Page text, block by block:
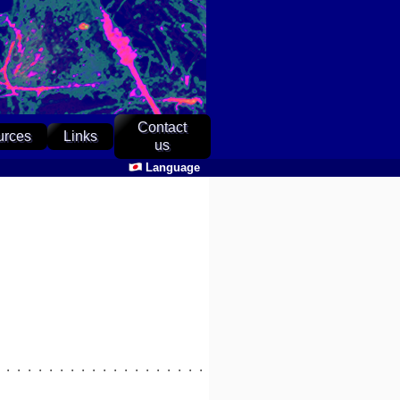
Links
Contact
us
Language
・・・・・・・・・・・・・・・・・・